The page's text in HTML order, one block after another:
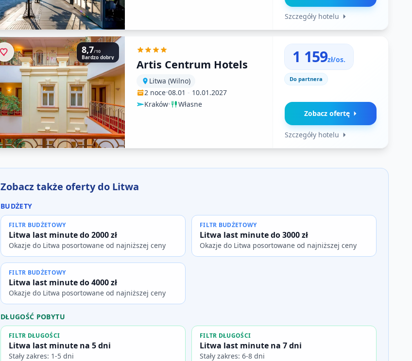
Szczegóły hotelu
8,7/10
Bardzo dobry Artis Centrum Hotels
Litwa (Wilno)
2 noce•08.01 - 10.01.2027
Kraków• Własne
1 159zł/os.
Do partnera
Zobacz ofertę
Szczegóły hotelu
Zobacz także oferty do Litwa
BUDŻETY
FILTR BUDŻETOWY
Litwa last minute do 2000 zł
Okazje do Litwa posortowane od najniższej ceny
FILTR BUDŻETOWY
Litwa last minute do 3000 zł
Okazje do Litwa posortowane od najniższej ceny
FILTR BUDŻETOWY
Litwa last minute do 4000 zł
Okazje do Litwa posortowane od najniższej ceny
DŁUGOŚĆ POBYTU
FILTR DŁUGOŚCI
Litwa last minute na 5 dni
Stały zakres: 1-5 dni
FILTR DŁUGOŚCI
Litwa last minute na 7 dni
Stały zakres: 6-8 dni